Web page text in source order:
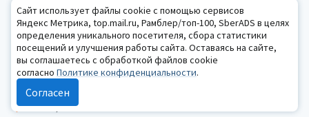
7 — 8 октября
Санкт-Петербург, online
IX Международная научно-практическая
конференция «Герценовские чтения:
психологические исследования в образовании»
15 — 16 октября
Москва, online
Сайт использует файлы cookie с помощью сервисов
Яндекс Метрика, top.mail.ru, Рамблер/топ-100, SberADS в целях
определения уникального посетителя, сбора статистики
посещений и улучшения работы сайта. Оставаясь на сайте,
вы соглашаетесь с обработкой файлов cookie
согласно Политике конфиденциальности.
Согласен